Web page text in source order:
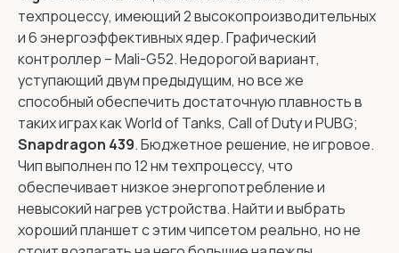
техпроцессу, имеющий 2 высокопроизводительных
и 6 энергоэффективных ядер. Графический
контроллер – Mali-G52. Недорогой вариант,
уступающий двум предыдущим, но все же
способный обеспечить достаточную плавность в
таких играх как World of Tanks, Call of Duty и PUBG;
Snapdragon 439. Бюджетное решение, не игровое.
Чип выполнен по 12 нм техпроцессу, что
обеспечивает низкое энергопотребление и
невысокий нагрев устройства. Найти и выбрать
хороший планшет с этим чипсетом реально, но не